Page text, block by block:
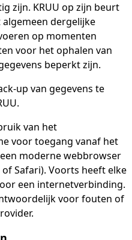
zijn. KRUU op zijn beurt
dergelijke
op momenten
voor het ophalen van
beperkt zijn.
up van gegevens te
van het
voor toegang vanaf het
moderne webbrowser
Safari). Voorts heeft elke
een internetverbinding.
voor fouten of